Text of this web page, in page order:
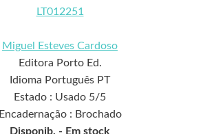
LT012251
Miguel Esteves Cardoso
Editora Porto Ed.
Idioma Português PT
Estado : Usado 5/5
Encadernação : Brochado
Disponib. - Em stock